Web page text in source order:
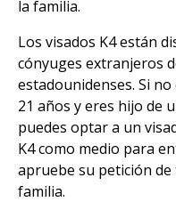
la familia.
Los visados K4 están
cónyuges extranjeros
estadounidenses. Si
21 años y eres hijo de
puedes optar a un
K4 como medio para
apruebe su petición
familia.